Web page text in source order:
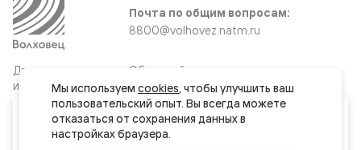
Ваш город
Новосибирск
Двери
и интерьерные
решения
Почта по общим вопросам:
8800@volhovez.natm.ru
Обратный звонок
Сайт не является публичной офертой
Мы используем cookies, чтобы улучшить ваш
пользовательский опыт. Вы всегда можете
отказаться от сохранения данных в